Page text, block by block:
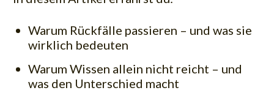
Warum Rückfälle passieren – und was sie
wirklich bedeuten
Warum Wissen allein nicht reicht – und
was den Unterschied macht